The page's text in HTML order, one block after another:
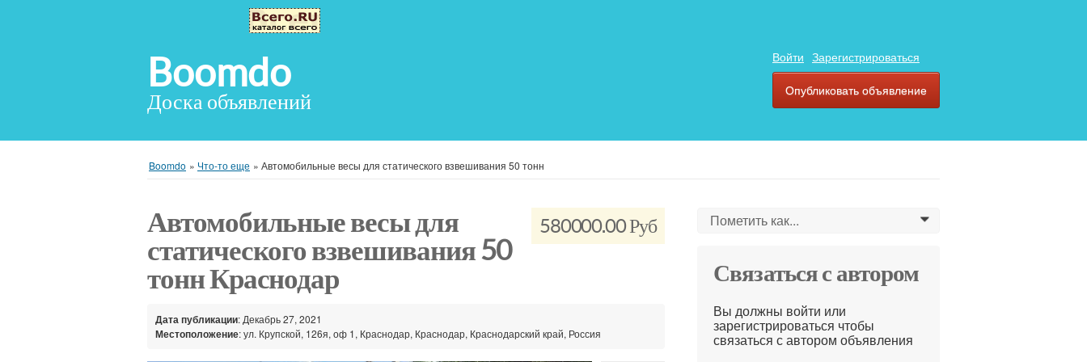
Boomdo
Доска объявлений
Войти Зарегистрироваться
Опубликовать объявление
Boomdo » Что-то еще » Автомобильные весы для статического взвешивания 50 тонн
580000.00 Руб
Автомобильные весы для
статического взвешивания 50
тонн Краснодар
Дата публикации: Декабрь 27, 2021
Местоположение: ул. Крупской, 126я, оф 1, Краснодар, Краснодар, Краснодарский край, Россия
Пометить как... 0
Связаться с автором
Вы должны войти или
зарегистрироваться чтобы
связаться с автором объявления